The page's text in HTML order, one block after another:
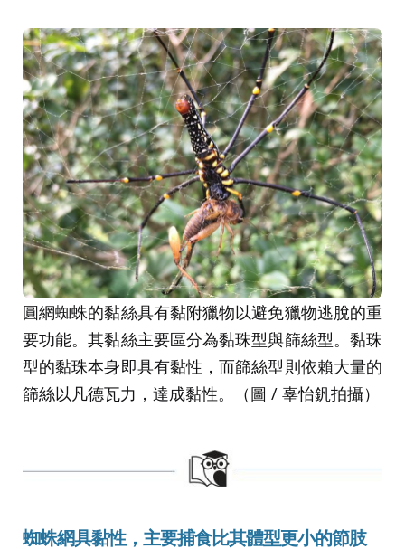
圓網蜘蛛的黏絲具有黏附獵物以避免獵物逃脫的重
要功能。其黏絲主要區分為黏珠型與篩絲型。黏珠
型的黏珠本身即具有黏性，而篩絲型則依賴大量的
篩絲以凡德瓦力，達成黏性。（圖 / 辜怡釩拍攝）
蜘蛛網具黏性， 主要捕食比其體型更小的節肢